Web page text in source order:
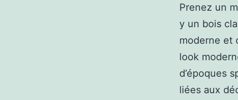
Prenez un
y un bois
moderne et
look
d’époques
liées aux